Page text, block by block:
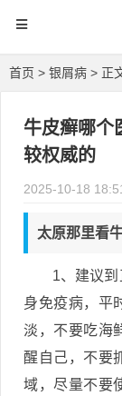
首页 > 银屑病 > 正
牛皮癣哪个
较权威的
2025-10-18
太原那里看
1、建议
身免疫病，平
淡，不要吃海
醒自己，不要
域，尽量不要